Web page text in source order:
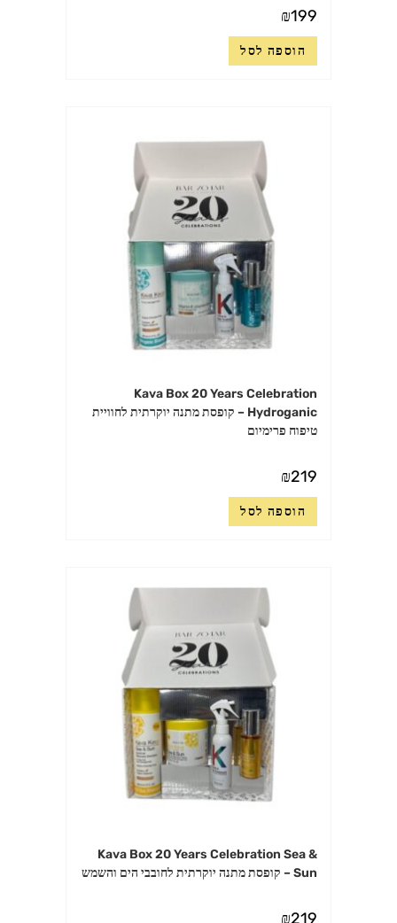
₪199
הוספה לסל
Kava Box 20 Years Celebration
Hydroganic – קופסת מתנה יוקרתית לחוויית
טיפוח פרימיום
₪219
הוספה לסל
Kava Box 20 Years Celebration Sea &
Sun – קופסת מתנה יוקרתית לחובבי הים והשמש
₪219